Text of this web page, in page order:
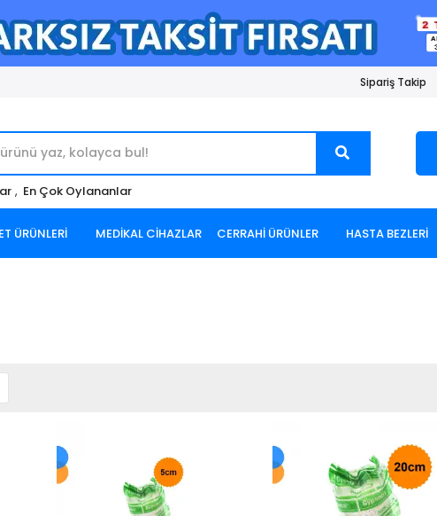
Sipariş Takip
, En Çok Oylananlar
ÜRÜNLERİ MEDİKAL CİHAZLAR CERRAHİ ÜRÜNLER HASTA BEZLERİ